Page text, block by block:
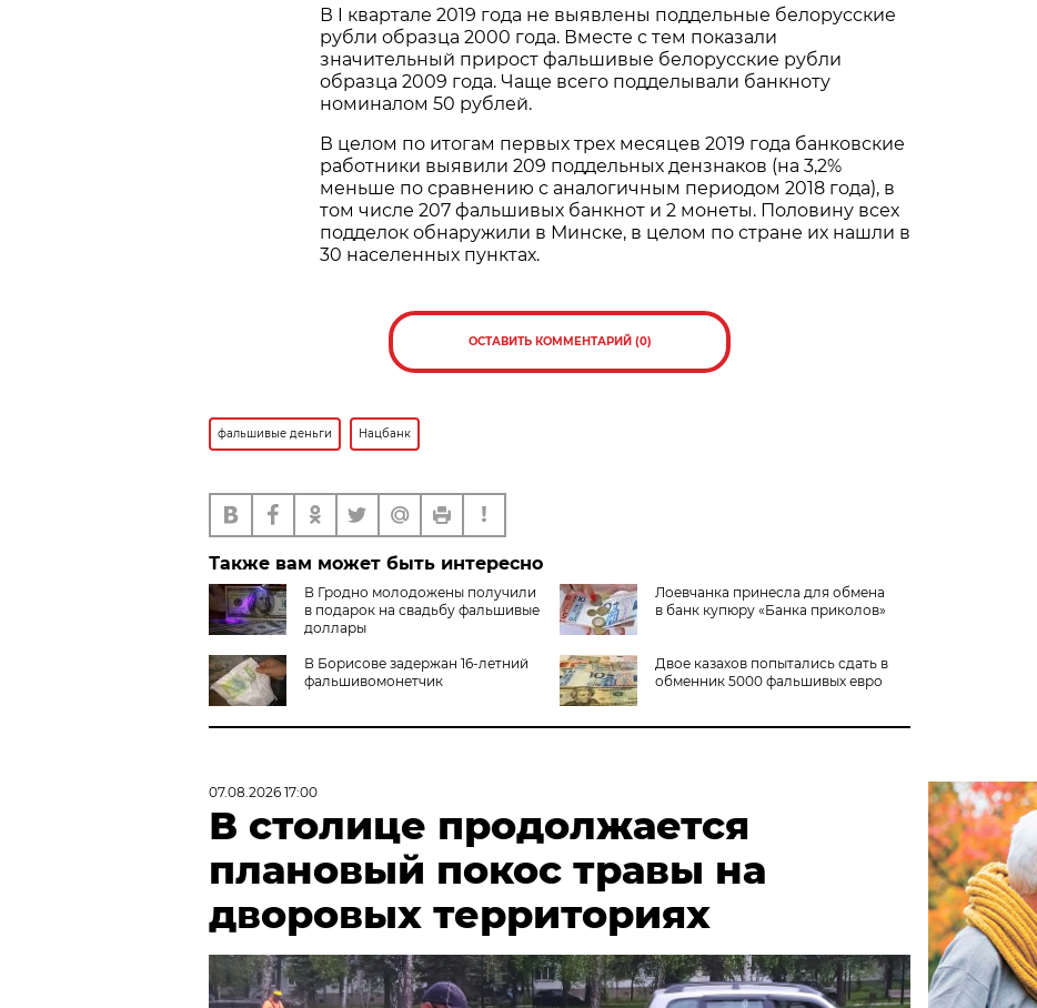
В I квартале 2019 года не выявлены поддельные белорусские
рубли образца 2000 года. Вместе с тем показали
значительный прирост фальшивые белорусские рубли
образца 2009 года. Чаще всего подделывали банкноту
номиналом 50 рублей.
В целом по итогам первых трех месяцев 2019 года банковские
работники выявили 209 поддельных дензнаков (на 3,2%
меньше по сравнению с аналогичным периодом 2018 года), в
том числе 207 фальшивых банкнот и 2 монеты. Половину всех
подделок обнаружили в Минске, в целом по стране их нашли в
30 населенных пунктах.
ОСТАВИТЬ КОММЕНТАРИЙ (0)
фальшивые деньги Нацбанк
Также вам может быть интересно
В Гродно молодожены получили
в подарок на свадьбу фальшивые
доллары
Лоевчанка принесла для обмена
в банк купюру «Банка приколов»
В Борисове задержан 16-летний
фальшивомонетчик
Двое казахов попытались сдать в
обменник 5000 фальшивых евро
07.08.2026 17:00
В столице продолжается
плановый покос травы на
дворовых территориях